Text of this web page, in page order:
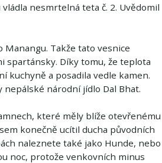
nesmrtelná teta č. 2. Uvědomil
Manangu. Takže tato vesnice
spartánsky. Díky tomu, že teplota
kuchyně a posadila vedle kamen.
národní jídlo Dal Bhat.
které měly blíže otevřenému
konečně ucítil ducha původních
naleznete také jako Hunde, nebo
noc, protože venkovních minus